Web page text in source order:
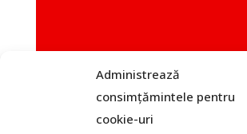
Administrează
consimțămintele pentru
cookie-uri